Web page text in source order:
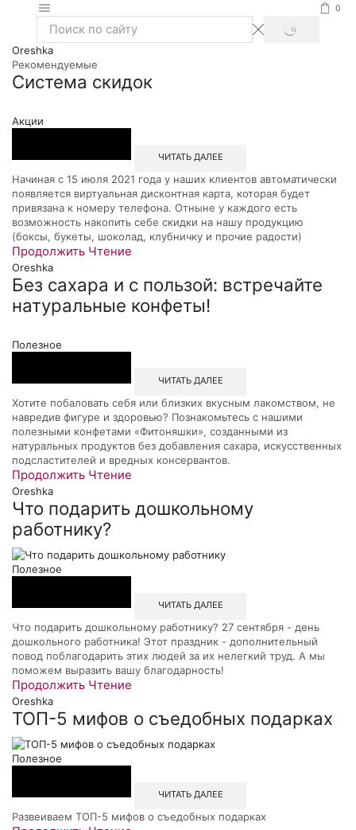
0
Search
input
SEARCH
Oreshka
Рекомендуемые
Система скидок
Акции
ЧИТАТЬ ДАЛЕЕ
Начиная с 15 июля 2021 года у наших клиентов автоматически
появляется виртуальная дисконтная карта, которая будет
привязана к номеру телефона. Отныне у каждого есть
возможность накопить себе скидки на нашу продукцию
(боксы, букеты, шоколад, клубничку и прочие радости)
Продолжить Чтение
Oreshka
Без сахара и с пользой: встречайте
натуральные конфеты!
Полезное
ЧИТАТЬ ДАЛЕЕ
Хотите побаловать себя или близких вкусным лакомством, не
навредив фигуре и здоровью? Познакомьтесь с нашими
полезными конфетами «Фитоняшки», созданными из
натуральных продуктов без добавления сахара, искусственных
подсластителей и вредных консервантов.
Продолжить Чтение
Oreshka
Что подарить дошкольному
работнику?
Полезное
ЧИТАТЬ ДАЛЕЕ
Что подарить дошкольному работнику? 27 сентября - день
дошкольного работника! Этот праздник - дополнительный
повод поблагодарить этих людей за их нелегкий труд. А мы
поможем выразить вашу благодарность!
Продолжить Чтение
Oreshka
ТОП-5 мифов о съедобных подарках
Полезное
ЧИТАТЬ ДАЛЕЕ
Развеиваем ТОП-5 мифов о съедобных подарках